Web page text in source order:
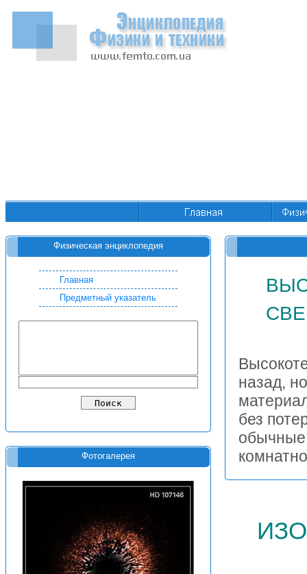
Физическая энциклопедия
Главная
Предметный указатель
Фотогалерея
назад,
без
обычные